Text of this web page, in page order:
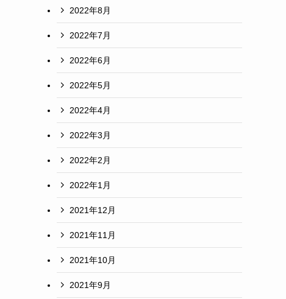
2022年8月
2022年7月
2022年6月
2022年5月
2022年4月
2022年3月
2022年2月
2022年1月
2021年12月
2021年11月
2021年10月
2021年9月